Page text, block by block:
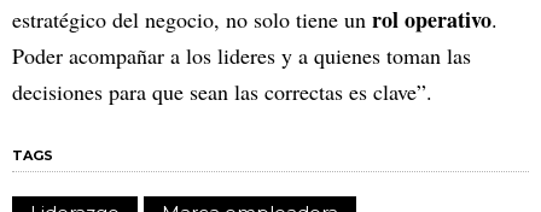
estratégico del negocio, no solo tiene un rol operativo.
Poder acompañar a los lideres y a quienes toman las
decisiones para que sean las correctas es clave”.
TAGS